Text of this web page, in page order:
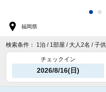
福岡県
検索条件： 1泊 / 1部屋 / 大人2名 / 子
チェックイン
2026/8/16(日)